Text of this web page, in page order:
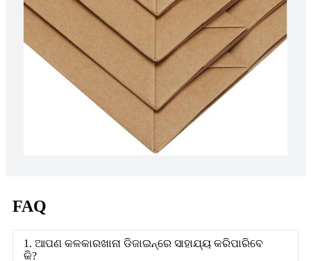
FAQ
1. ଆପଣ କଳକାରଖାନା ଡିଜାଇନ୍ରେ ସାହାଯ୍ୟ କରିପାରିବେ
କି?